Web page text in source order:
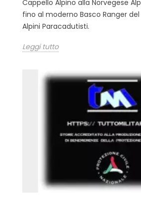
Cappello Alpino alla Norvegese
fino al moderno Basco Ranger
Alpini Paracadutisti.
Leggi tutto